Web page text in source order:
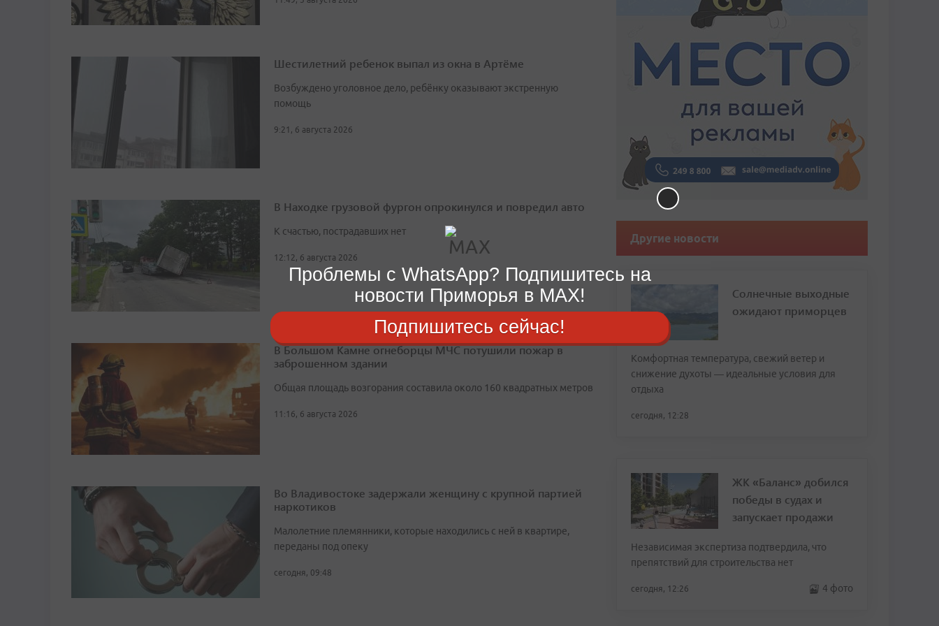
Шестилетний ребенок выпал из окна в Артёме
Возбуждено уголовное дело, ребёнку оказывают экстренную
помощь
9:21, 6 августа 2026
В Находке грузовой фургон опрокинулся и повредил авто
К счастью, пострадавших нет
12:12, 6 августа 2026
В Большом Камне огнеборцы МЧС потушили пожар в
заброшенном здании
Общая площадь возгорания составила около 160 квадратных метров
11:16, 6 августа 2026
Во Владивостоке задержали женщину с крупной партией
наркотиков
Малолетние племянники, которые находились с ней в квартире,
переданы под опеку
сегодня, 09:48
Другие новости
Солнечные выходные
ожидают приморцев
Комфортная температура, свежий ветер и
снижение духоты — идеальные условия для
отдыха
сегодня, 12:28
ЖК «Баланс» добился
победы в судах и
запускает продажи
Независимая экспертиза подтвердила, что
препятствий для строительства нет
сегодня, 12:26 4 фото
Проблемы с WhatsApp? Подпишитесь на
новости Приморья в MAX!
Подпишитесь сейчас!